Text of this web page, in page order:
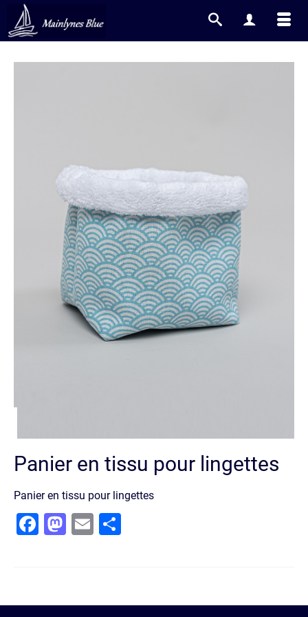
Panier en tissu pour lingettes
Panier en tissu pour lingettes
Facebook
Mastodon
Email